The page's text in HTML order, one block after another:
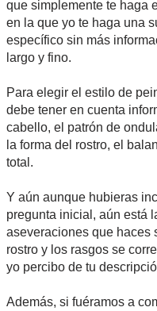
que simplemente te haga
en la que yo te haga una
específico sin más
largo y fino.
Para elegir el estilo de
debe tener en cuenta
cabello, el patrón de
la forma del rostro, el
total.
Y aún aunque hubieras
pregunta inicial, aún está
aseveraciones que haces
rostro y los rasgos se
yo percibo de tu
Además, si fuéramos a